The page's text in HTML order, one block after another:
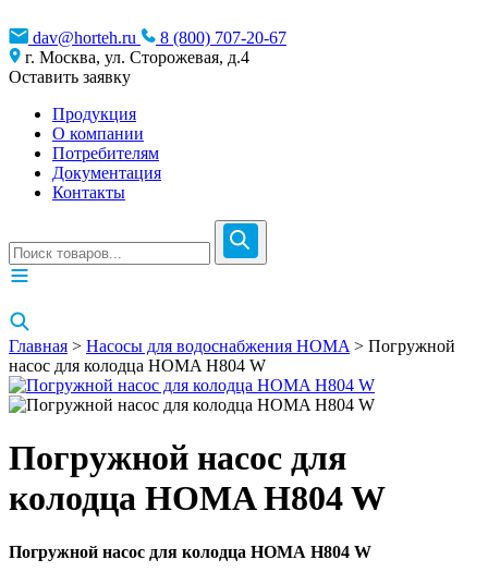
dav@horteh.ru
8 (800) 707-20-67
г. Москва, ул. Сторожевая, д.4
Оставить заявку
Продукция
О компании
Потребителям
Документация
Контакты
Главная > Насосы для водоснабжения HOMA > Погружной
насос для колодца HOMA H804 W
Погружной насос для
колодца HOMA H804 W
Погружной насос для колодца HOMA H804 W